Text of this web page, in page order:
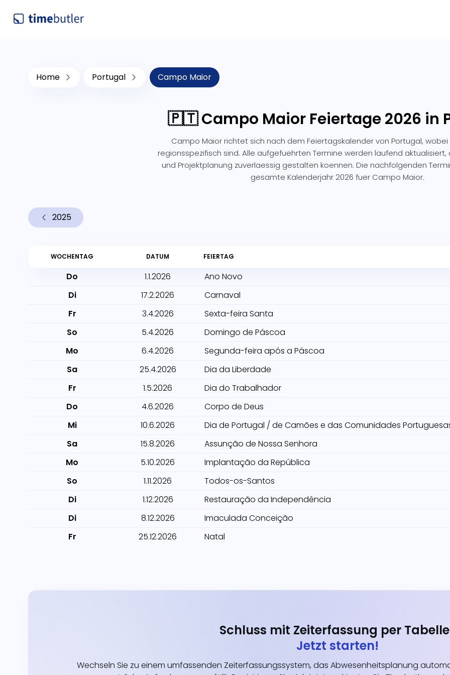
Home Portugal Campo Maior
🇵🇹 Campo Maior Feiertage 2026 in
Campo Maior richtet sich nach dem Feiertagskalender von Portugal, wobei
regionsspezifisch sind. Alle aufgefuehrten Termine werden laufend
und Projektplanung zuverlaessig gestalten koennen. Die nachfolgenden
gesamte Kalenderjahr 2026 fuer Campo Maior.
2025
WOCHENTAG DATUM FEIERTAG
Do 1.1.2026
Ano Novo
Di
17.2.2026
Carnaval
Fr
3.4.2026
Sexta-feira Santa
So
5.4.2026
Domingo de Páscoa
Mo
6.4.2026
Segunda-feira após a Páscoa
Sa
25.4.2026
Dia da Liberdade
Fr
1.5.2026
Dia do Trabalhador
Do
4.6.2026
Corpo de Deus
Mi
10.6.2026
Dia de Portugal / de Camões e das Comunidades
Sa
15.8.2026
Assunção de Nossa Senhora
Mo
5.10.2026
Implantação da República
So
1.11.2026
Todos-os-Santos
Di
1.12.2026
Restauração da Independência
Di
8.12.2026
Imaculada Conceição
Fr
25.12.2026 Natal
Schluss mit Zeiterfassung per
Jetzt starten!
Wechseln Sie zu einem umfassenden Zeiterfassungssystem, das Abwesenheitsplanung